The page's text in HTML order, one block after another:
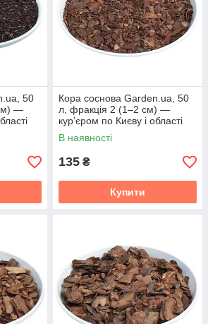
50
—
Кора соснова Garden.ua, 50
л, фракція 2 (1–2 см) —
кур’єром по Києву і області
В наявності
135 ₴
Купити